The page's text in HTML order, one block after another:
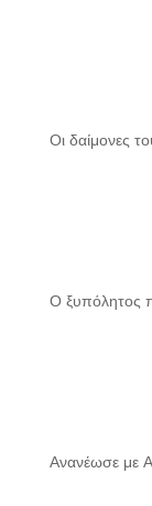
Οι δαίμονες
Ο ξυπόλητος
Ανανέωσε με